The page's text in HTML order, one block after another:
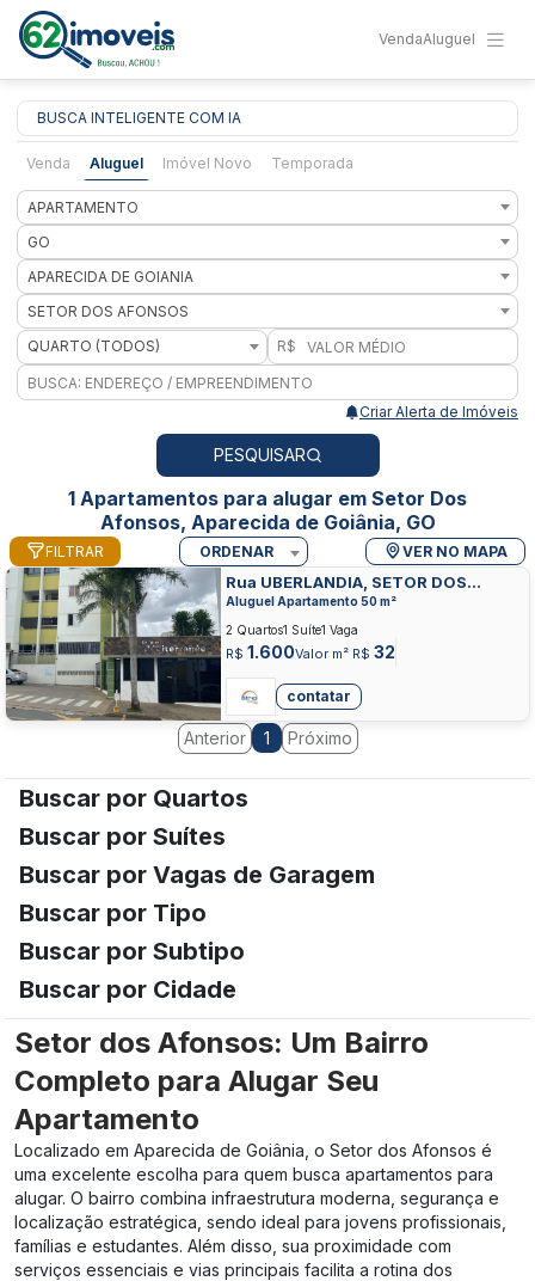
VendaAluguel
BUSCA INTELIGENTE COM IA
Venda Aluguel Imóvel Novo Temporada
APARTAMENTO
GO
APARECIDA DE GOIANIA
SETOR DOS AFONSOS
QUARTO (TODOS)
R$
Criar Alerta de Imóveis
PESQUISAR
1 Apartamentos para alugar em Setor Dos
Afonsos, Aparecida de Goiânia, GO
FILTRAR ORDENAR VER NO MAPA
Rua UBERLANDIA, SETOR DOS
AFONSOS, APARECIDA DE GOIANIA
Aluguel Apartamento 50 m²
R$ 1.600Valor m² R$ 32
2 Quartos1 Suíte1 Vaga
contatar
Anterior 1 Próximo
Buscar por Quartos
Buscar por Suítes
Buscar por Vagas de Garagem
Buscar por Tipo
Buscar por Subtipo
Buscar por Cidade
Setor dos Afonsos: Um Bairro
Completo para Alugar Seu
Apartamento
Localizado em Aparecida de Goiânia, o Setor dos Afonsos é
uma excelente escolha para quem busca apartamentos para
alugar. O bairro combina infraestrutura moderna, segurança e
localização estratégica, sendo ideal para jovens profissionais,
famílias e estudantes. Além disso, sua proximidade com
serviços essenciais e vias principais facilita a rotina dos